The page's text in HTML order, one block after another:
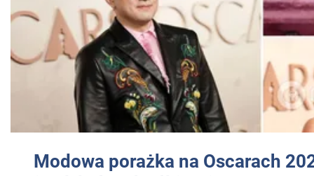
Modowa porażka na Oscarach